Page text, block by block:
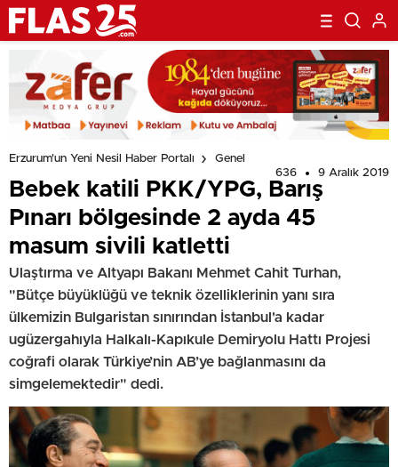
Erzurum'un Yeni Nesil Haber Portalı
Genel
636
9 Aralık 2019
Bebek katili PKK/YPG, Barış
Pınarı bölgesinde 2 ayda 45
masum sivili katletti
Ulaştırma ve Altyapı Bakanı Mehmet Cahit Turhan,
"Bütçe büyüklüğü ve teknik özelliklerinin yanı sıra
ülkemizin Bulgaristan sınırından İstanbul'a kadar
ugüzergahıyla Halkalı-Kapıkule Demiryolu Hattı Projesi
coğrafi olarak Türkiye’nin AB’ye bağlanmasını da
simgelemektedir" dedi.